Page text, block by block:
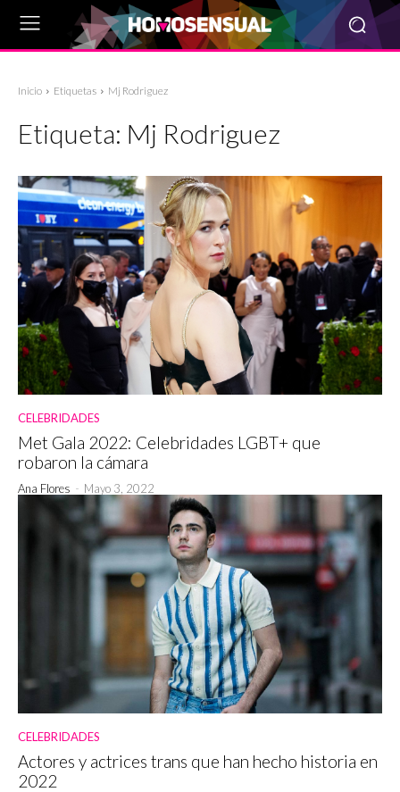
Inicio Etiquetas Mj Rodriguez
Etiqueta: Mj Rodriguez
CELEBRIDADES
Met Gala 2022: Celebridades LGBT+ que
robaron la cámara
Ana Flores - Mayo 3, 2022
CELEBRIDADES
Actores y actrices trans que han hecho historia en
2022